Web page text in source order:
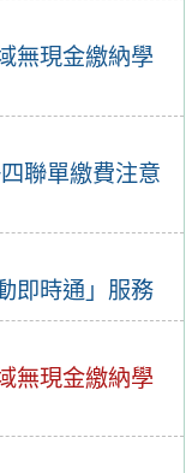
無現金繳納學
聯單繳費注意
即時通」服務
無現金繳納學